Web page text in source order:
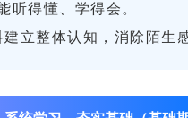
听得懂、学得会。
立整体认知，消除陌生感